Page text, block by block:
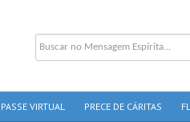
PASSE VIRTUAL PRECE DE CÁRITAS